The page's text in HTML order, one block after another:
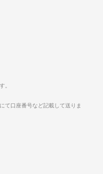
。
て口座番号など記載して送りま